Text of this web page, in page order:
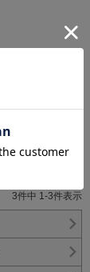
3件中 1 -3件表示